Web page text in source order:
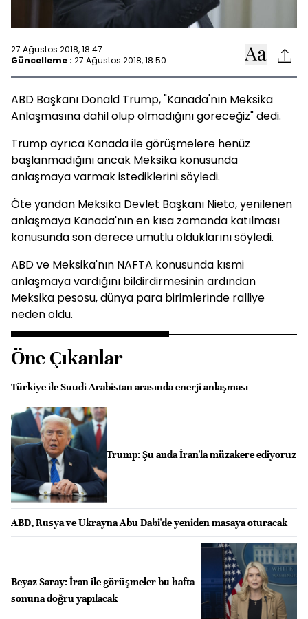
27 Ağustos 2018, 18:47
Güncelleme : 27 Ağustos 2018, 18:50
ABD Başkanı Donald Trump, "Kanada'nın Meksika
Anlaşmasına dahil olup olmadığını göreceğiz" dedi.
Trump ayrıca Kanada ile görüşmelere henüz
başlanmadığını ancak Meksika konusunda
anlaşmaya varmak istediklerini söyledi.
Öte yandan Meksika Devlet Başkanı Nieto, yenilenen
anlaşmaya Kanada'nın en kısa zamanda katılması
konusunda son derece umutlu olduklarını söyledi.
ABD ve Meksika'nın NAFTA konusunda kısmi
anlaşmaya vardığını bildirdirmesinin ardından
Meksika pesosu, dünya para birimlerinde ralliye
neden oldu.
Öne Çıkanlar
Türkiye ile Suudi Arabistan arasında enerji anlaşması
Trump: Şu anda İran'la müzakere ediyoruz
ABD, Rusya ve Ukrayna Abu Dabi'de yeniden masaya oturacak
Beyaz Saray: İran ile görüşmeler bu hafta
sonuna doğru yapılacak